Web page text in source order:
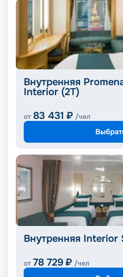
Внутренняя
Interior (2T)
от 83 431 ₽ /чел
Внутренняя Interior
от 78 729 ₽ /чел